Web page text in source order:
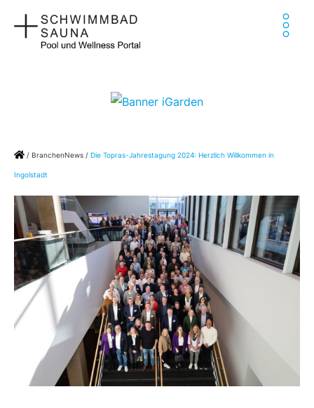
Inhalt
springen
Home
/ BranchenNews / Die Topras-Jahrestagung 2024: Herzlich Willkommen in
Ingolstadt